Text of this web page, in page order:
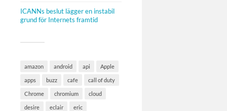
ICANNs beslut lägger en instabil
grund för Internets framtid
amazon android api Apple
apps buzz cafe call of duty
Chrome chromium cloud
desire eclair eric